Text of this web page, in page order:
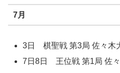
7月
3日 棋聖戦 第3局 佐々木
7日8日 王位戦 第1局 佐